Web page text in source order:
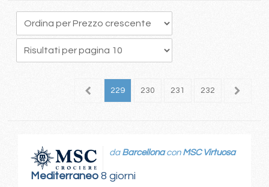
228 229 230 231 232 233
Mediterraneo8 giorni
da Barcellonacon MSC Virtuosa